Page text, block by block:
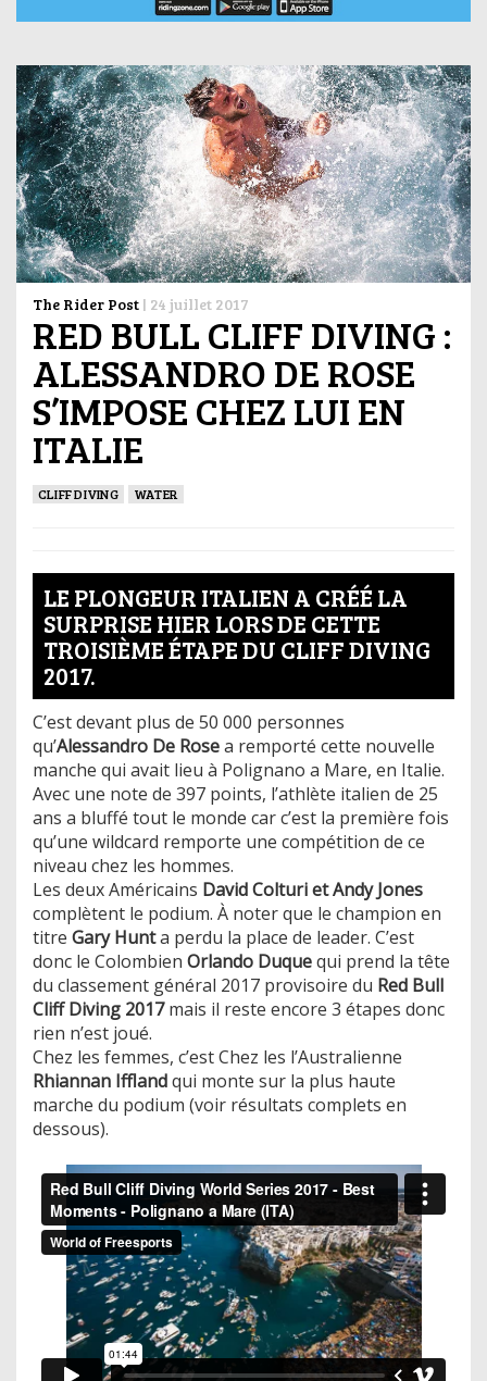
The Rider Post | 24 juillet 2017
RED BULL CLIFF DIVING :
ALESSANDRO DE ROSE
S’IMPOSE CHEZ LUI EN
ITALIE
CLIFF DIVING WATER
LE PLONGEUR ITALIEN A CRÉÉ LA
SURPRISE HIER LORS DE CETTE
TROISIÈME ÉTAPE DU CLIFF DIVING
2017.
C’est devant plus de 50 000 personnes
qu’Alessandro De Rosea remporté cette nouvelle
manche qui avait lieu à Polignano a Mare, en Italie.
Avec une note de 397 points, l’athlète italien de 25
ans a bluffé tout le monde car c’est la première fois
qu’une wildcard remporte une compétition de ce
niveau chez les hommes.
Les deux Américains David Colturi et Andy Jones
complètent le podium. À noter que le champion en
titre Gary Hunta perdu la place de leader. C’est
donc le Colombien Orlando Duquequi prend la tête
du classement général 2017 provisoire du Red Bull
Cliff Diving 2017mais il reste encore 3 étapes donc
rien n’est joué.
Chez les femmes, c’est Chez les l’Australienne
Rhiannan Ifflandqui monte sur la plus haute
marche du podium (voir résultats complets en
dessous).